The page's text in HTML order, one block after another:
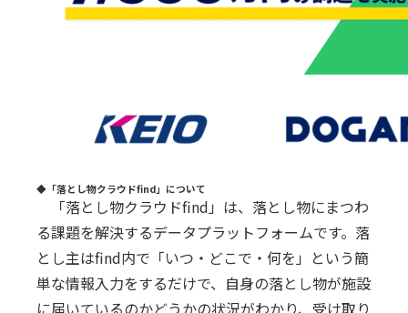
◆「落とし物クラウドfind」について
「落とし物クラウドfind」は、落とし物にまつわ
る課題を解決するデータプラットフォームです。落
とし主はfind内で「いつ・どこで・何を」という簡
単な情報⼊⼒をするだけで、⾃⾝の落とし物が施設
に届いているのかどうかの状況がわかり、受け取り